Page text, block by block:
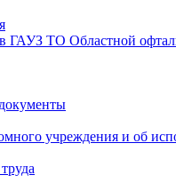
ГАУЗ ТО Областной
учреждения и об